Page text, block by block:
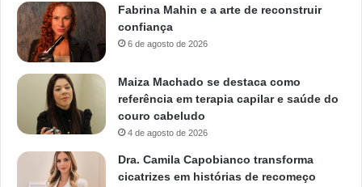
Fabrina Mahin e a arte de reconstruir
confiança
6 de agosto de 2026
Maiza Machado se destaca como
referência em terapia capilar e saúde do
couro cabeludo
4 de agosto de 2026
Dra. Camila Capobianco transforma
cicatrizes em histórias de recomeço